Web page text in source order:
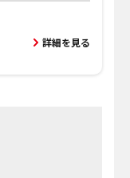
詳細を見る